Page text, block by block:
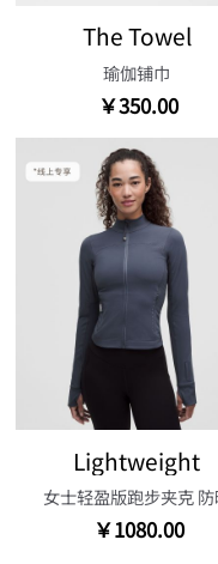
The Towel
瑜伽铺巾
￥350.00
Lightweight
女士轻盈版跑步夹克
￥1080.00